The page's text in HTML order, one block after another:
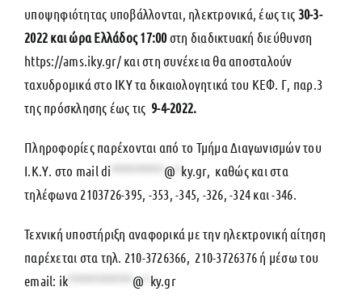
υποψηφιότητας υποβάλλονται, ηλεκτρονικά, έως τις 30-3-
2022 και ώρα Ελλάδος 17:00 στη διαδικτυακή διεύθυνση
https://ams.iky.gr/ και στη συνέχεια θα αποσταλούν
ταχυδρομικά στο ΙΚΥ τα δικαιολογητικά του ΚΕΦ. Γ, παρ.3
της πρόσκλησης έως τις 9-4-2022.
Πληροφορίες παρέχονται από το Τμήμα Διαγωνισμών του
Ι.Κ.Υ. στο maildi @ ky.gr, καθώς και στα
τηλέφωνα 2103726-395, -353, -345, -326, -324 και -346.
Τεχνική υποστήριξη αναφορικά με την ηλεκτρονική αίτηση
παρέχεται στα τηλ. 210-3726366, 210-3726376 ή μέσω του
email: ik @ ky.gr